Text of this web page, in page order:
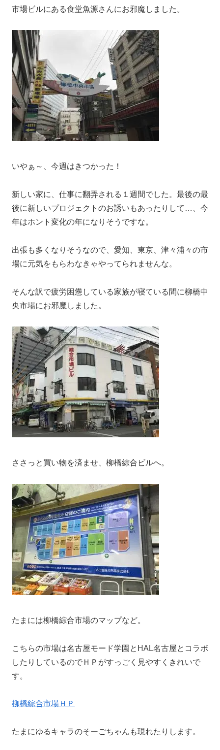
市場ビルにある食堂魚源さんにお邪魔しました。
いやぁ～、今週はきつかった！
新しい家に、仕事に翻弄される１週間でした。最後の最
後に新しいプロジェクトのお誘いもあったりして…、今
年はホント変化の年になりそうですな。
出張も多くなりそうなので、愛知、東京、津々浦々の市
場に元気をもらわなきゃやってられませんな。
そんな訳で疲労困憊している家族が寝ている間に柳橋中
央市場にお邪魔しました。
ささっと買い物を済ませ、柳橋綜合ビルへ。
たまには柳橋綜合市場のマップなど。
こちらの市場は名古屋モード学園とHAL名古屋とコラボ
したりしているのでＨＰがすっごく見やすくきれいで
す。
柳橋綜合市場ＨＰ
たまにゆるキャラのそーごちゃんも現れたりします。